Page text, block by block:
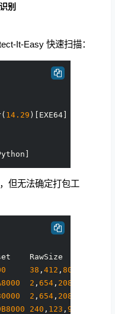
别
It-Easy 快速扫描：
14.29)[EXE64]
但无法确定打包工
RawSize    Flags
38 ,412 ,800
2 ,654, 208
2 ,654, 208
240 , 123 ,904